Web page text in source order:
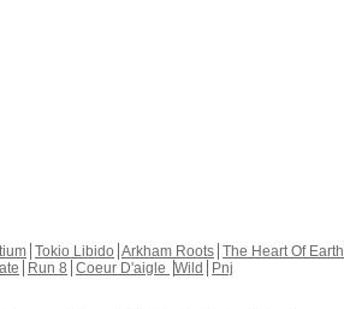
Tokio Libido Arkham Roots The Heart Of Earth
Run 8 Coeur D'aigle Wild
Pnj